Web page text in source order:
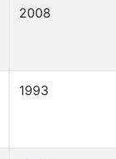
2008
1993